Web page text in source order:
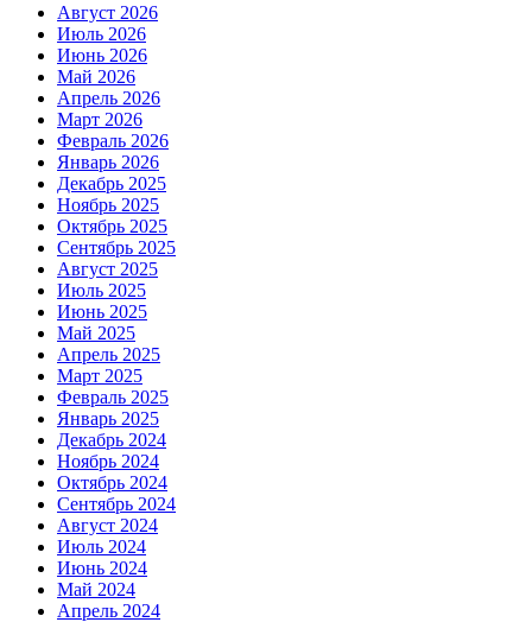
Август 2026
Июль 2026
Июнь 2026
Май 2026
Апрель 2026
Март 2026
Февраль 2026
Январь 2026
Декабрь 2025
Ноябрь 2025
Октябрь 2025
Сентябрь 2025
Август 2025
Июль 2025
Июнь 2025
Май 2025
Апрель 2025
Март 2025
Февраль 2025
Январь 2025
Декабрь 2024
Ноябрь 2024
Октябрь 2024
Сентябрь 2024
Август 2024
Июль 2024
Июнь 2024
Май 2024
Апрель 2024